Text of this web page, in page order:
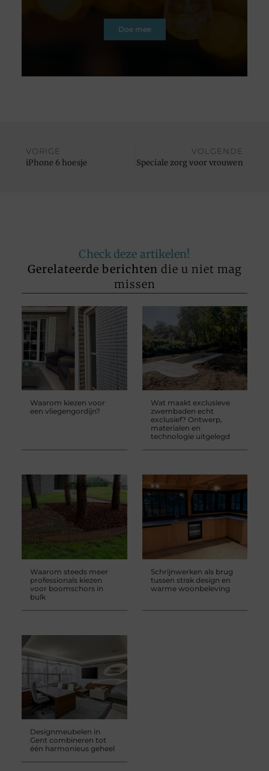
Doe mee
VORIGE
iPhone 6 hoesje
VOLGENDE
Speciale zorg voor vrouwen
Check deze artikelen!
Gerelateerde berichten die u niet mag
missen
Waarom kiezen voor
een vliegengordijn?
Wat maakt exclusieve
zwembaden echt
exclusief? Ontwerp,
materialen en
technologie uitgelegd
Waarom steeds meer
professionals kiezen
voor boomschors in
bulk
Schrijnwerken als brug
tussen strak design en
warme woonbeleving
Designmeubelen in
Gent combineren tot
één harmonieus geheel